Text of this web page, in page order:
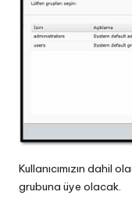
Kullanıcımızın dahil
grubuna üye olacak.